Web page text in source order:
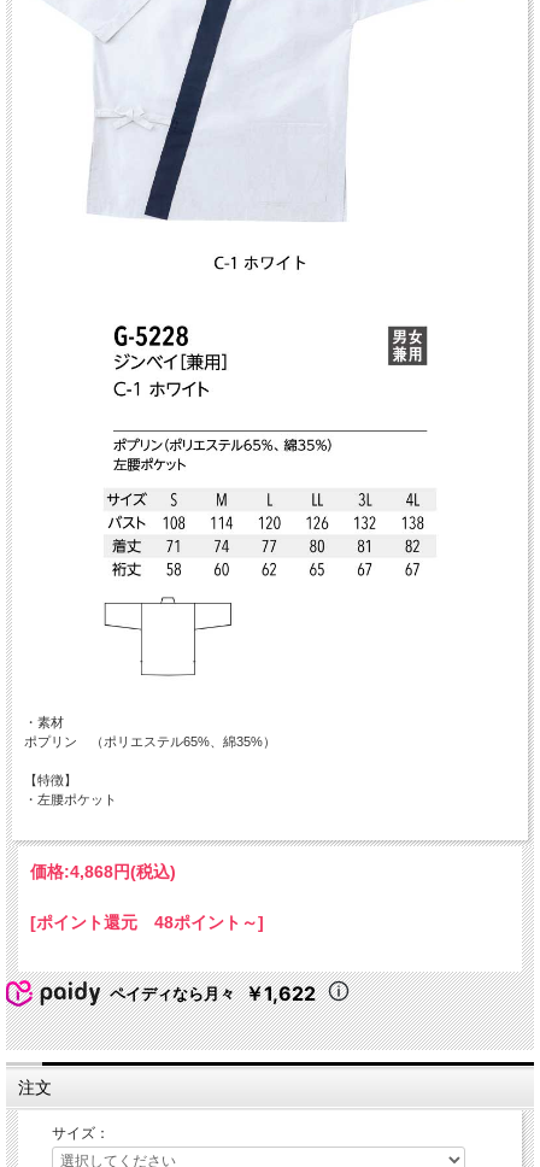
・素材
ポプリン （ポリエステル65%、綿35%）
【特徴】
・左腰ポケット
価格:4,868円(税込)
[ポイント還元 48ポイント～]
ペイディなら月々 ￥1,622
注文
サイズ：